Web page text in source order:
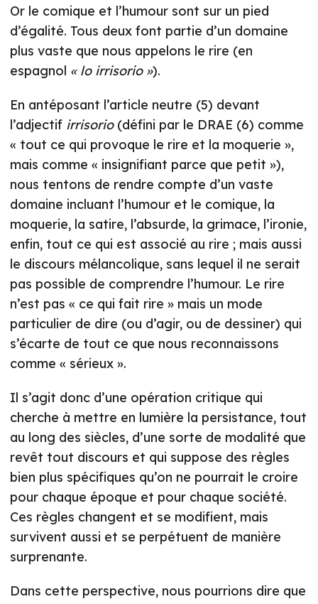
Or le comique et l’humour sont sur un pied
d’égalité. Tous deux font partie d’un domaine
plus vaste que nous appelons le rire (en
espagnol « lo irrisorio »).
En antéposant l’article neutre (5) devant
l’adjectif irrisorio(défini par le DRAE (6) comme
« tout ce qui provoque le rire et la moquerie »,
mais comme « insignifiant parce que petit »),
nous tentons de rendre compte d’un vaste
domaine incluant l’humour et le comique, la
moquerie, la satire, l’absurde, la grimace, l’ironie,
enfin, tout ce qui est associé au rire ; mais aussi
le discours mélancolique, sans lequel il ne serait
pas possible de comprendre l’humour. Le rire
n’est pas « ce qui fait rire » mais un mode
particulier de dire (ou d’agir, ou de dessiner) qui
s’écarte de tout ce que nous reconnaissons
comme « sérieux ».
Il s’agit donc d’une opération critique qui
cherche à mettre en lumière la persistance, tout
au long des siècles, d’une sorte de modalité que
revêt tout discours et qui suppose des règles
bien plus spécifiques qu’on ne pourrait le croire
pour chaque époque et pour chaque société.
Ces règles changent et se modifient, mais
survivent aussi et se perpétuent de manière
surprenante.
Dans cette perspective, nous pourrions dire que